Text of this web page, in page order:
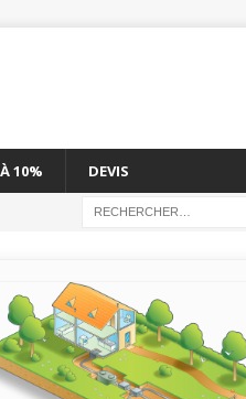
10% DEVIS